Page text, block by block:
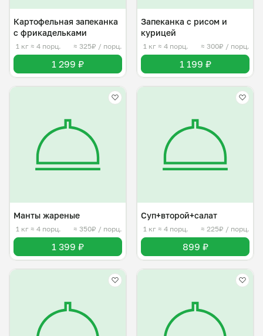
Картофельная запеканка
с фрикадельками
1 кг ≈ 4 порц. ≈ 325₽ / порц.
1 299 ₽
Запеканка с рисом и
курицей
1 кг ≈ 4 порц. ≈ 300₽ / порц.
1 199 ₽
Манты жареные
1 кг ≈ 4 порц. ≈ 350₽ / порц.
1 399 ₽
Суп+второй+салат
1 кг ≈ 4 порц. ≈ 225₽ / порц.
899 ₽